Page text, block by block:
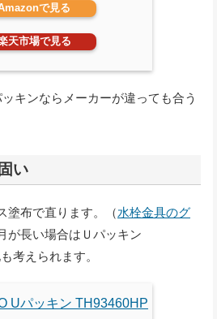
で見る
天市場で見る
キンならメーカーが違っても合う
い
塗布で直ります。（水栓金具のグ
が長い場合はＵパッキン
考えられます。
Uパッキン TH93460HP